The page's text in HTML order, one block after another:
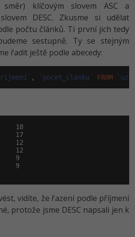
směr) klíčovým slovem ASC a
DESC. Zkusme si udělat
počtu článků. Ti první jich tedy
sestupně. Ty se stejným
řadit ještě podle abecedy:
, `pocet_clanku` FROM
18
17
12
12
9
9
vidíte, že řazení podle příjmení
protože jsme DESC napsali jen k